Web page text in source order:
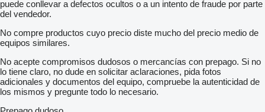
puede conllevar a defectos ocultos o a un intento de fraude por parte
del vendedor.
No compre productos cuyo precio diste mucho del precio medio de
equipos similares.
No acepte compromisos dudosos o mercancías con prepago. Si no
lo tiene claro, no dude en solicitar aclaraciones, pida fotos
adicionales y documentos del equipo, compruebe la autenticidad de
los mismos y pregunte todo lo necesario.